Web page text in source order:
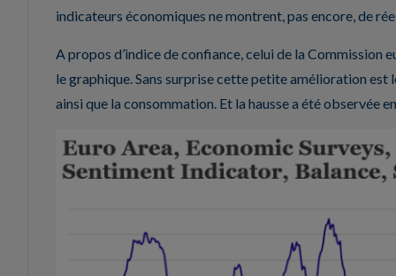
indicateurs économiques ne montrent, pas encore, de
A propos d’indice de confiance, celui de la Commission
le graphique. Sans surprise cette petite amélioration est
ainsi que la consommation. Et la hausse a été observée